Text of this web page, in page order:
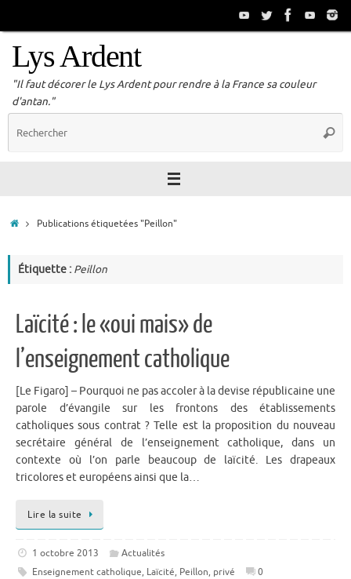
Lys Ardent
"Il faut décorer le Lys Ardent pour rendre à la France sa couleur
d'antan."
AccueilPublications étiquetées "Peillon"
Étiquette : Peillon
Laïcité : le «oui mais» de
l’enseignement catholique
[Le Figaro] – Pourquoi ne pas accoler à la devise républicaine une
parole d’évangile sur les frontons des établissements
catholiques sous contrat ? Telle est la proposition du nouveau
secrétaire général de l’enseignement catholique, dans un
contexte où l’on parle beaucoup de laïcité. Les drapeaux
tricolores et européens ainsi que la…
Lire la suite
1 octobre 2013
Actualités
Enseignement catholique, Laïcité, Peillon, privé 0